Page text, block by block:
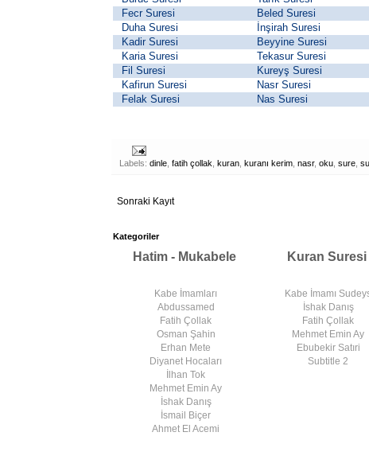
Fecr Suresi
Beled Suresi
Duha Suresi
İnşirah Suresi
Kadir Suresi
Beyyine Suresi
Karia Suresi
Tekasur Suresi
Fil Suresi
Kureyş Suresi
Kafirun Suresi
Nasr Suresi
Felak Suresi
Nas Suresi
Labels: dinle fatih çollak kuran kuranı kerim nasr, oku sure
Sonraki Kayıt
Kategoriler
Hatim - Mukabele Kuran Suresi
Kabe İmamları
Abdussamed
Fatih Çollak
Osman Şahin
Erhan Mete
Diyanet Hocaları
İlhan Tok
Mehmet Emin Ay
İshak Danış
İsmail Biçer
Ahmet El Acemi
Kabe İmamı
İshak Danış
Fatih Çollak
Mehmet Emin Ay
Ebubekir Satıri
Subtitle 2